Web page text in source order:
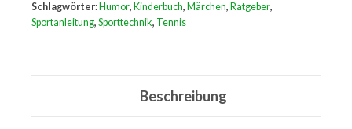
Hänsel
und
Schlagwörter: Humor, Kinderbuch, Märchen, Ratgeber,
Sportanleitung, Sporttechnik, Tennis
Beschreibung